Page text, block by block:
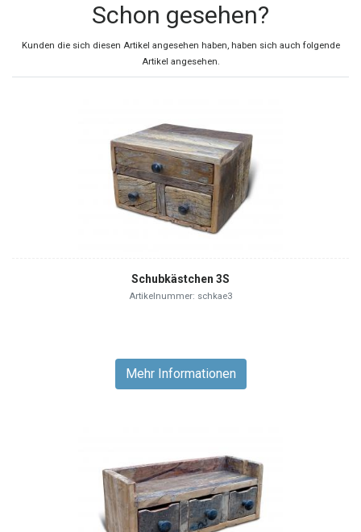
Schon gesehen?
Kunden die sich diesen Artikel angesehen haben, haben sich auch folgende
Artikel angesehen.
Schubkästchen 3S
Artikelnummer: schkae3
Mehr Informationen